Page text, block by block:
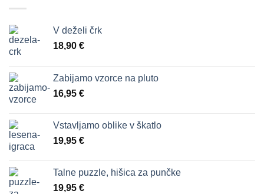
V deželi črk
18,90 €
Zabijamo vzorce na pluto
16,95 €
Vstavljamo oblike v škatlo
19,95 €
Talne puzzle, hišica za punčke
19,95 €